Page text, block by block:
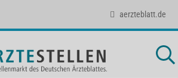
aerzteblatt.de